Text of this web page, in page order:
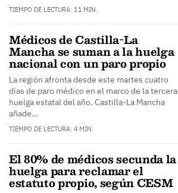
TIEMPO DE LECTURA: 11 MIN.
Médicos de Castilla-La
Mancha se suman a la huelga
nacional con un paro propio
La región afronta desde este martes cuatro
días de paro médico en el marco de la tercera
huelga estatal del año. Castilla-La Mancha
añade…
TIEMPO DE LECTURA: 4 MIN.
El 80% de médicos secunda la
huelga para reclamar el
estatuto propio, según CESM